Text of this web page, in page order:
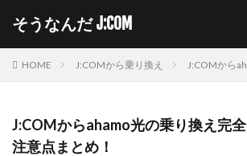
そうなんだ J:COM
HOME J:COMから乗り換え J:COMから
J:COMからahamo光の乗り換え完
注意点まとめ！